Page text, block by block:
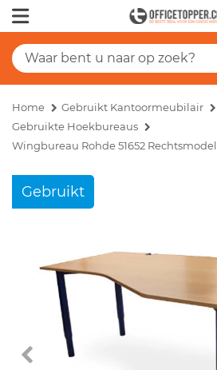
Home Gebruikt Kantoormeubilair
Gebruikte Hoekbureaus
Wingbureau Rohde 51652 Rechtsmodel
Gebruikt